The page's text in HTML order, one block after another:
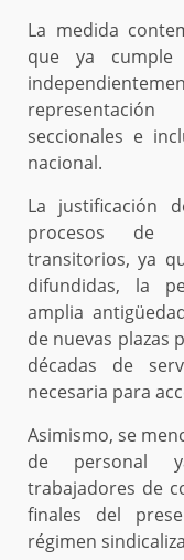
La medida
que ya
seccionales e
nacional.
La justificación
procesos de
transitorios, ya
difundidas, la
amplia
de nuevas plazas
décadas de
necesaria para
Asimismo, se
de personal
trabajadores de
finales del
régimen